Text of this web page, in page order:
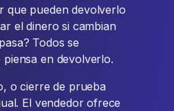
que pueden devolverlo
el dinero si cambian
Todos se
en devolverlo.
o cierre de prueba
El vendedor ofrece